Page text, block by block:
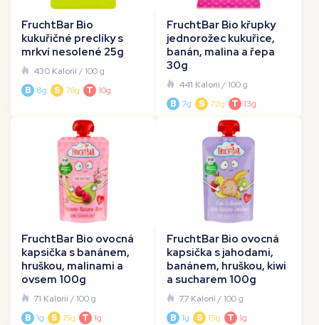
FruchtBar Bio
kukuřičné preclíky s
mrkví nesolené 25g
430 Kalorií/ 100 g
B 8g S 76g T 10g
FruchtBar Bio křupky
jednorožec kukuřice,
banán, malina a řepa
30g
441 Kalorií/ 100 g
B 7g S 72g T 13g
FruchtBar Bio ovocná
kapsička s banánem,
hruškou, malinami a
ovsem 100g
71 Kalorií/ 100 g
B 1g S 15g T 1g
FruchtBar Bio ovocná
kapsička s jahodami,
banánem, hruškou, kiwi
a sucharem 100g
77 Kalorií/ 100 g
B 1g S 15g T 1g